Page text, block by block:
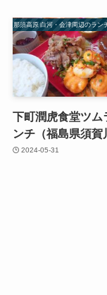
那須高原 白河・会津周辺のラン
下町潤虎食堂ツム
ンチ（福島県須賀
2024-05-31